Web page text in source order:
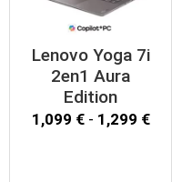
Lenovo Yoga 7i
2en1 Aura
Edition
1,099 € - 1,299 €